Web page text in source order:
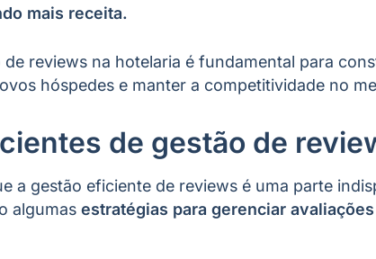
mais receita.
reviews na hotelaria é fundamental para
hóspedes e manter a competitividade no
de gestão de
a gestão eficiente de reviews é uma parte
algumas estratégias para gerenciar avaliações